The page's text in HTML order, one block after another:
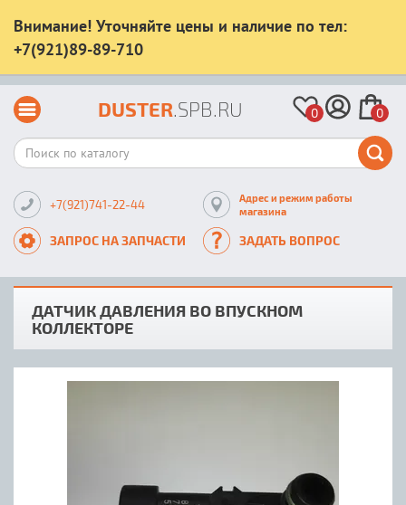
Внимание! Уточняйте цены и наличие по тел:
+7(921)89-89-710
DUSTER.SPB.RU 0 0
+7(921)741-22-44
Адрес и режим работы
магазина
ЗАПРОС НА ЗАПЧАСТИ ЗАДАТЬ ВОПРОС
ДАТЧИК ДАВЛЕНИЯ ВО ВПУСКНОМ
КОЛЛЕКТОРЕ